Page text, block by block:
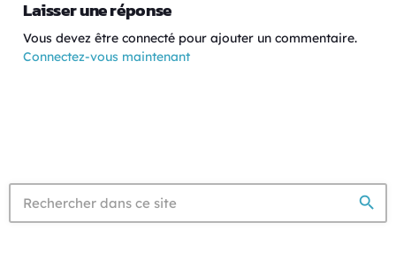
Laisser une réponse
Vous devez être connecté pour ajouter un commentaire.
Connectez-vous maintenant
search